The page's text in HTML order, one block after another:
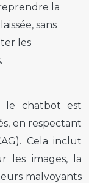
la
sans
les
le chatbot est
en respectant
Cela inclut
les images, la
malvoyants